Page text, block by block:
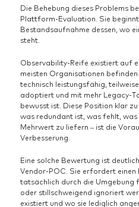
Die Behebung dieses Problems
Plattform-Evaluation. Sie
Bestandsaufnahme dessen, wo
steht.
Observability-Reife existiert auf
meisten Organisationen
technisch leistungsfähig,
adoptiert und mit mehr Legacy-
bewusst ist. Diese Position klar
was redundant ist, was fehlt,
Mehrwert zu liefern – ist die
Verbesserung.
Eine solche Bewertung ist
Vendor-POC. Sie erfordert einen
tatsächlich durch die Umgebung
oder stillschweigend ignoriert
existiert und wo sie lediglich